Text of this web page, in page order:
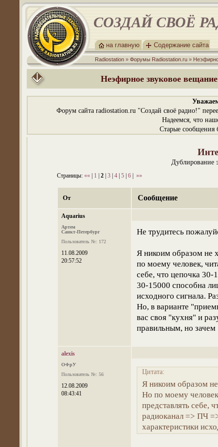
СОЗДАЙ СВОЁ
на главную Содержание сайта
Radiostation » Форумы Radiostation.ru »
Неэфирное звуковое
Форум сайта radiostation.ru "Создай своё радио!"
Надеемся, что
Старые сообщения
Дублирование
Страницы: «« 1 2 3 4 5 6 »»
От Сообщение
Aquarius
Артем
Санкт-Петербург
Пользователь №: 172
11.08.2009
20:57:52
Не трудитесь
Я никоим образом не
по моему человек,
себе, что цепочка
30-15000 способна
исходного сигнала.
Но, в варианте
вас своя "кухня" и
правильным, но
alexis
ОФрУ
Пользователь №: 56
12.08.2009
08:43:41
Цитата:
Я никоим образом
Но по моему
представлять себе,
радиоканал => ПЧ
характеристики